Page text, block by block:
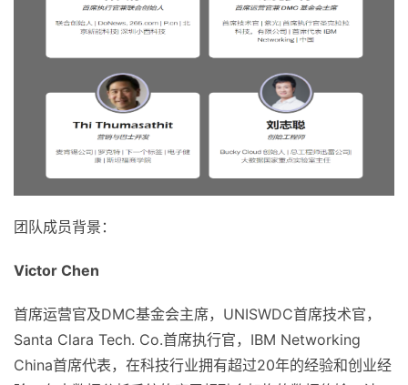
团队成员背景：
Victor Chen
首席运营官及DMC基金会主席，UNISWDC首席技术官，
Santa Clara Tech. Co.首席执行官，IBM Networking
China首席代表，在科技行业拥有超过20年的经验和创业经